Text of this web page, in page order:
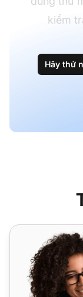
kiểm
Hãy thử
Wix